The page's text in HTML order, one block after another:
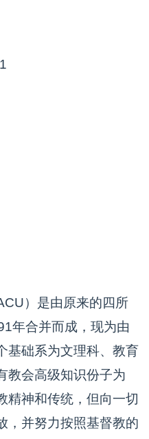
）是由原来的四所
年合并而成，现为由
基础系为文理科、教育
教会高级知识份子为
精神和传统，但向一切
，并努力按照基督教的